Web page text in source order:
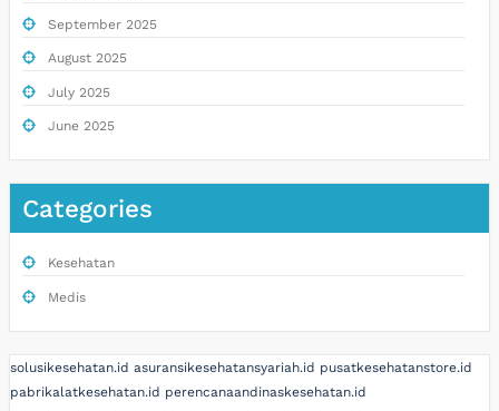
September 2025
August 2025
July 2025
June 2025
Categories
Kesehatan
Medis
solusikesehatan.id asuransikesehatansyariah.id pusatkesehatanstore.id
pabrikalatkesehatan.id perencanaandinaskesehatan.id